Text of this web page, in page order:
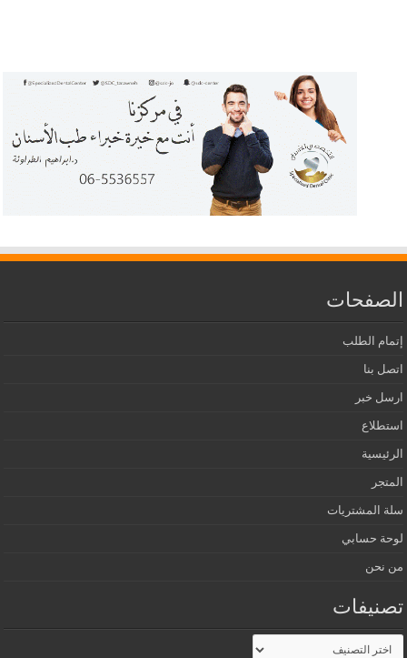
الصفحات
إتمام الطلب
اتصل بنا
ارسل خبر
استطلاع
الرئيسية
المتجر
سلة المشتريات
لوحة حسابي
من نحن
تصنيفات
تصنيفات